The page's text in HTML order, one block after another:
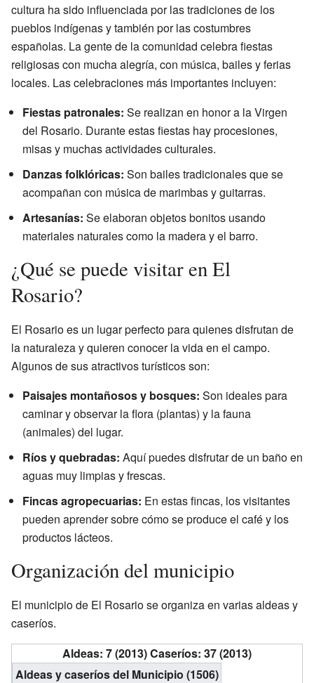
cultura ha sido influenciada por las tradiciones de los
pueblos indígenas y también por las costumbres
españolas. La gente de la comunidad celebra fiestas
religiosas con mucha alegría, con música, bailes y ferias
locales. Las celebraciones más importantes incluyen:
Fiestas patronales: Se realizan en honor a la Virgen
del Rosario. Durante estas fiestas hay procesiones,
misas y muchas actividades culturales.
Danzas folklóricas: Son bailes tradicionales que se
acompañan con música de marimbas y guitarras.
Artesanías: Se elaboran objetos bonitos usando
materiales naturales como la madera y el barro.
¿Qué se puede visitar en El
Rosario?
El Rosario es un lugar perfecto para quienes disfrutan de
la naturaleza y quieren conocer la vida en el campo.
Algunos de sus atractivos turísticos son:
Paisajes montañosos y bosques: Son ideales para
caminar y observar la flora (plantas) y la fauna
(animales) del lugar.
Ríos y quebradas: Aquí puedes disfrutar de un baño en
aguas muy limpias y frescas.
Fincas agropecuarias: En estas fincas, los visitantes
pueden aprender sobre cómo se produce el café y los
productos lácteos.
Organización del municipio
El municipio de El Rosario se organiza en varias aldeas y
caseríos.
Aldeas: 7 (2013) Caseríos: 37 (2013)
Aldeas y caseríos del Municipio (1506)